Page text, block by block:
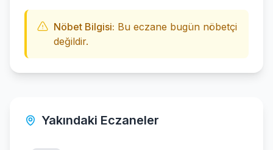
Nöbet Bilgisi: Bu eczane bugün nöbetçi
değildir.
Yakındaki Eczaneler